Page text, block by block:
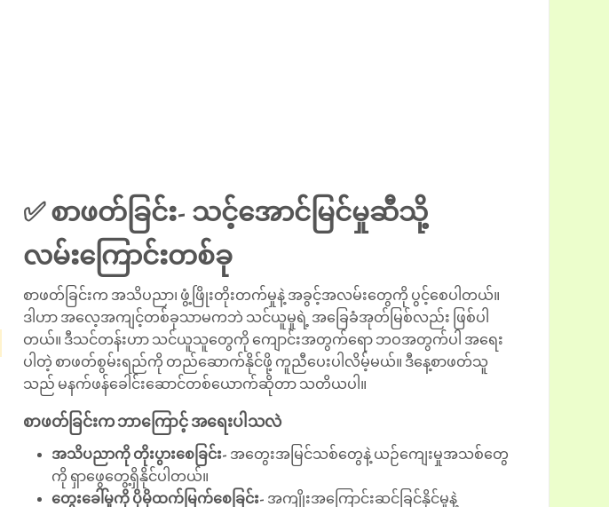
✅ စာဖတ်ခြင်း- သင့်အောင်မြင်မှုဆီသို့
လမ်းကြောင်းတစ်ခု
စာဖတ်ခြင်းက အသိပညာ၊ ဖွံ့ဖြိုးတိုးတက်မှုနဲ့ အခွင့်အလမ်းတွေကို ပွင့်စေပါတယ်။
ဒါဟာ အလေ့အကျင့်တစ်ခုသာမကဘဲ သင်ယူမှုရဲ့ အခြေခံအုတ်မြစ်လည်း ဖြစ်ပါ
တယ်။ ဒီသင်တန်းဟာ သင်ယူသူတွေကို ကျောင်းအတွက်ရော ဘဝအတွက်ပါ အရေး
ပါတဲ့ စာဖတ်စွမ်းရည်ကို တည်ဆောက်နိုင်ဖို့ ကူညီပေးပါလိမ့်မယ်။ ဒီနေ့စာဖတ်သူ
သည် မနက်ဖန်ခေါင်းဆောင်တစ်ယောက်ဆိုတာ သတိယပါ။
စာဖတ်ခြင်းက ဘာကြောင့် အရေးပါသလဲ
အသိပညာကို တိုးပွားစေခြင်း- အတွေးအမြင်သစ်တွေနဲ့ ယဉ်ကျေးမှုအသစ်တွေ
ကို ရှာဖွေတွေ့ရှိနိုင်ပါတယ်။
တွေးခေါ်မှုကို ပိုမိုထက်မြက်စေခြင်း- အကျိုးအကြောင်းဆင်ခြင်နိုင်မှုနဲ့